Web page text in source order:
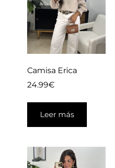
Camisa Erica
24.99€
Leer más